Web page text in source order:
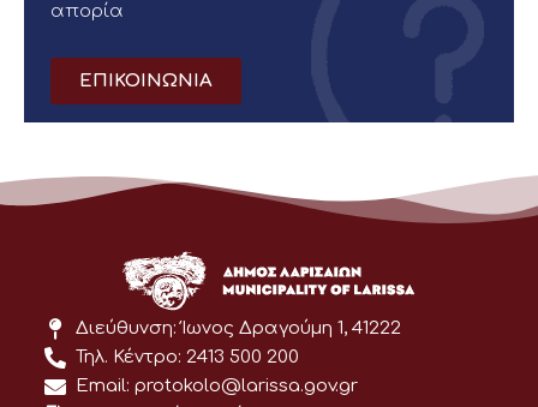
απορία
ΕΠΙΚΟΙΝΩΝΙΑ
Διεύθυνση: Ίωνος Δραγούμη 1, 41222
Τηλ. Κέντρο: 2413 500 200
Email: protokolo@larissa.gov.gr